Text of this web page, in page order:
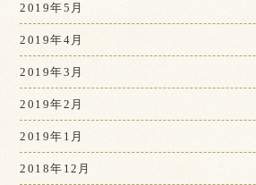
2019年5月
2019年4月
2019年3月
2019年2月
2019年1月
2018年12月